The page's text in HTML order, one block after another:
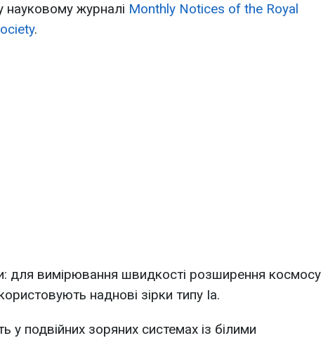
науковому журналі Monthly Notices of the Royal
.
для вимірювання швидкості розширення космосу
наднові зірки типу Ia.
у подвійних зоряних системах із білими